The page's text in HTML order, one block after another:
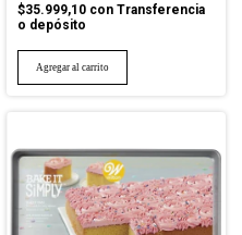
$35.999,10 con Transferencia
o depósito